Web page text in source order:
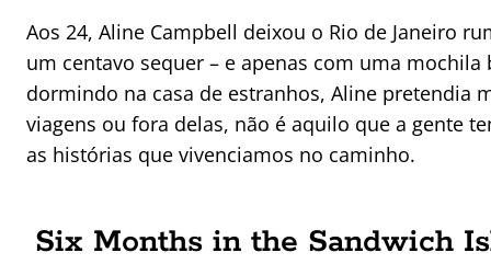
Aos 24, Aline Campbell deixou o Rio de Janeiro
um centavo sequer – e apenas com uma
dormindo na casa de estranhos, Aline pretendia
viagens ou fora delas, não é aquilo que a gente
as histórias que vivenciamos no caminho.
Six Months in the Sandwich